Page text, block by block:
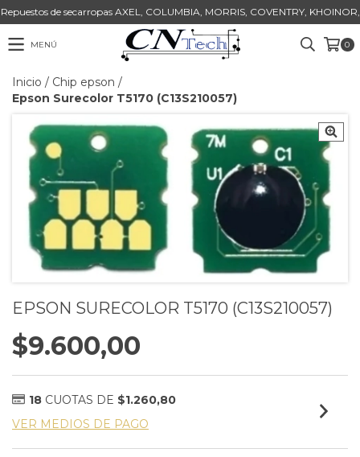
Repuestos de secarropas AXEL, COLUMBIA, MORRIS, COVENTRY, KHOINOR,
MENÚ 0
Inicio / Chip epson /
Epson Surecolor T5170 (C13S210057)
EPSON SURECOLOR T5170 (C13S210057)
$9.600,00
18 CUOTAS DE $1.260,80
VER MEDIOS DE PAGO